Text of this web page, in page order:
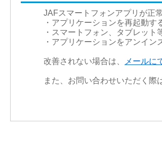
JAFスマートフォンアプリが正
・アプリケーションを再起動す
・スマートフォン、タブレット
・アプリケーションをアンイン
改善されない場合は、 メールに
また、お問い合わせいただく際